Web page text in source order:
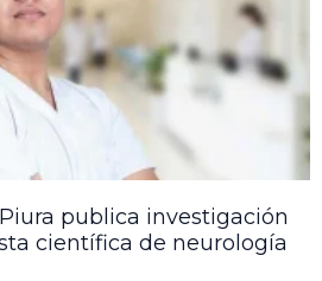
publica investigación
científica de neurología